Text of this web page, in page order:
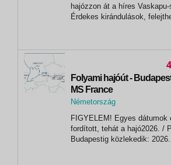
hajózzon át a híres
Érdekes kirándulások,
órakor beszállás a hajóra.
elhelyezkedtek kabinjaikban,
Folyami hajóút -
MS France
Németország
Passau
FIGYELEM! Egyes dátumok
fordított, tehát a hajó2026. /
Budapestig közlekedik:
10.,20.,26., október